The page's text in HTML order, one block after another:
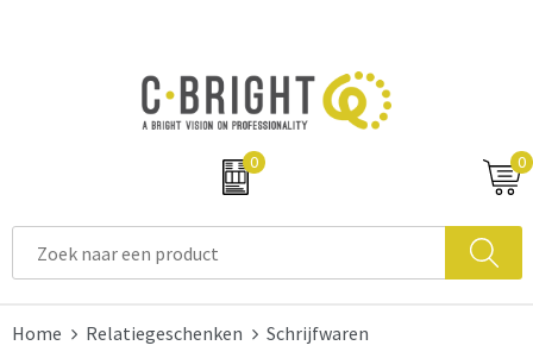
0 0
Home Relatiegeschenken Schrijfwaren